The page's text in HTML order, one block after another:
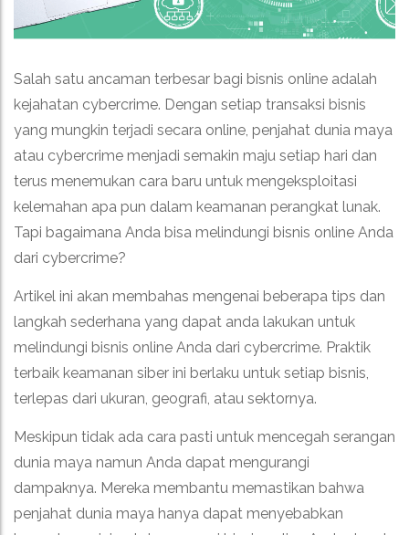
Salah satu ancaman terbesar bagi bisnis online adalah
kejahatan cybercrime. Dengan setiap transaksi bisnis
yang mungkin terjadi secara online, penjahat dunia maya
atau cybercrime menjadi semakin maju setiap hari dan
terus menemukan cara baru untuk mengeksploitasi
kelemahan apa pun dalam keamanan perangkat lunak.
Tapi bagaimana Anda bisa melindungi bisnis online Anda
dari cybercrime?
Artikel ini akan membahas mengenai beberapa tips dan
langkah sederhana yang dapat anda lakukan untuk
melindungi bisnis online Anda dari cybercrime. Praktik
terbaik keamanan siber ini berlaku untuk setiap bisnis,
terlepas dari ukuran, geografi, atau sektornya.
Meskipun tidak ada cara pasti untuk mencegah serangan
dunia maya namun Anda dapat mengurangi
dampaknya. Mereka membantu memastikan bahwa
penjahat dunia maya hanya dapat menyebabkan